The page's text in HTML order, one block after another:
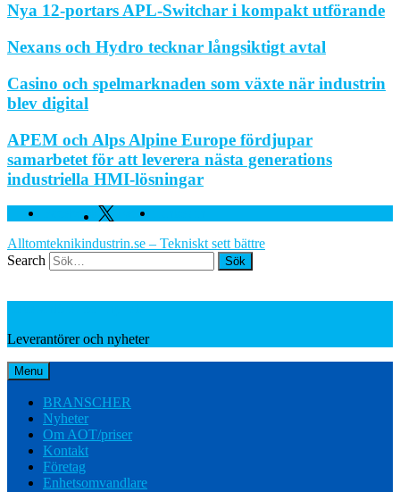
Nya 12-portars APL-Switchar i kompakt utförande
Nexans och Hydro tecknar långsiktigt avtal
Casino och spelmarknaden som växte när industrin
blev digital
APEM och Alps Alpine Europe fördjupar
samarbetet för att leverera nästa generations
industriella HMI-lösningar
Facebook Twitter
Alltomteknikindustrin.se – Tekniskt sett bättre
Search
Leverantörer och nyheter
Menu
BRANSCHER
Nyheter
Om AOT/priser
Kontakt
Företag
Enhetsomvandlare